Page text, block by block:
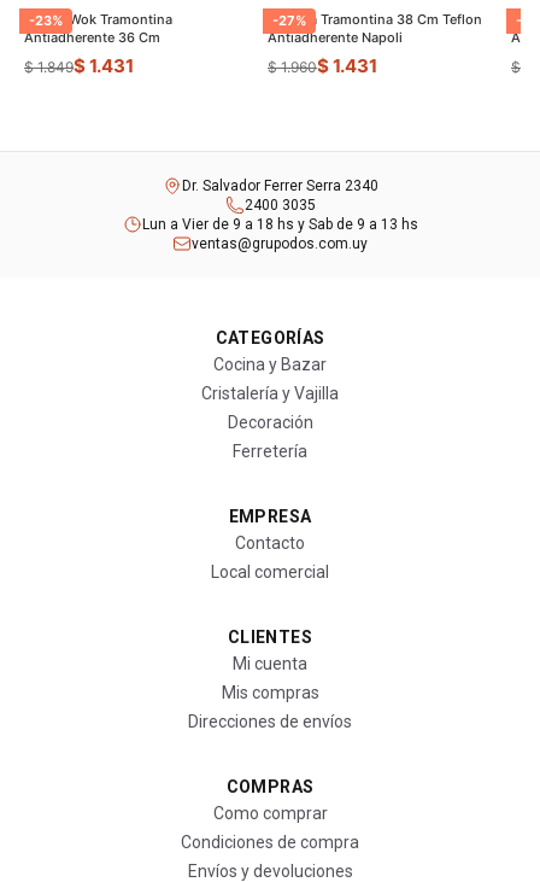
-23%
Sarten Wok Tramontina
Antiadherente 36 Cm
$ 1.849$ 1.431
-27%
Paellera Tramontina 38 Cm Teflon
Antiadherente Napoli
$ 1.960$ 1.431
-
$
Dr. Salvador Ferrer Serra 2340
2400 3035
Lun a Vier de 9 a 18 hs y Sab de 9 a 13 hs
ventas@grupodos.com.uy
CATEGORÍAS
Cocina y Bazar
Cristalería y Vajilla
Decoración
Ferretería
EMPRESA
Contacto
Local comercial
CLIENTES
Mi cuenta
Mis compras
Direcciones de envíos
COMPRAS
Como comprar
Condiciones de compra
Envíos y devoluciones